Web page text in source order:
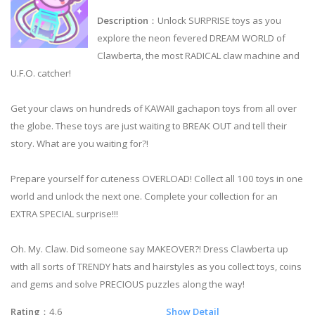
Description ：Unlock SURPRISE toys as you
explore the neon fevered DREAM WORLD of
Clawberta, the most RADICAL claw machine and
U.F.O. catcher!
Get your claws on hundreds of KAWAII gachapon toys from all over
the globe. These toys are just waiting to BREAK OUT and tell their
story. What are you waiting for?!
Prepare yourself for cuteness OVERLOAD! Collect all 100 toys in one
world and unlock the next one. Complete your collection for an
EXTRA SPECIAL surprise!!!
Oh. My. Claw. Did someone say MAKEOVER?! Dress Clawberta up
with all sorts of TRENDY hats and hairstyles as you collect toys, coins
and gems and solve PRECIOUS puzzles along the way!
Rating ：4.6 Show Detail